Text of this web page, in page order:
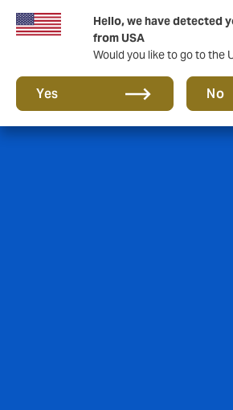
Hello, we have detected
from USA
Would you like to go to the
Yes No